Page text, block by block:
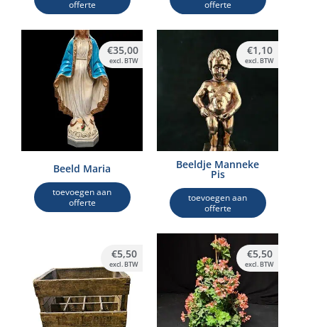
offerte
offerte
Beeld Maria
toevoegen aan
offerte
€35,00
excl. BTW
Beeldje Manneke
Pis
toevoegen aan
offerte
€1,10
excl. BTW
€5,50
excl. BTW
€5,50
excl. BTW